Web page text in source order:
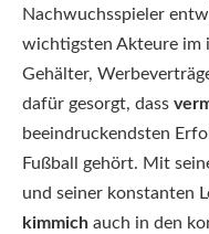
Nachwuchsspieler
wichtigsten Akteure im
Gehälter,
dafür gesorgt, dass
beeindruckendsten
Fußball gehört. Mit
und seiner konstanten
kimmich auch in den